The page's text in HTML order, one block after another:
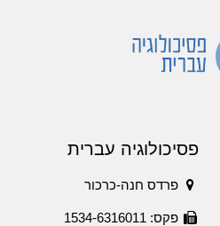
פסיכולוגיה עברית
פרדס חנה-כרכור
פקס: 1534-6316011